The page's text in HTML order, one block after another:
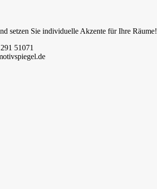
setzen Sie individuelle Akzente für Ihre Räume!
51071